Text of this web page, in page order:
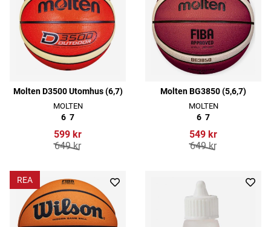
Molten D3500 Utomhus (6,7)
MOLTEN
6 7
599 kr
649 kr
Molten BG3850 (5,6,7)
MOLTEN
6 7
549 kr
649 kr
REA